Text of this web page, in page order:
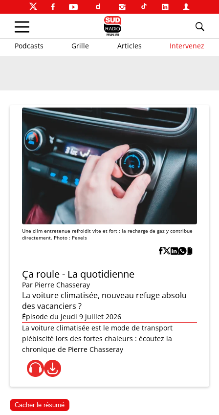
Podcasts Grille Articles Intervenez
Une clim entretenue refroidit vite et fort : la recharge de gaz y contribue
directement. Photo : Pexels
Ça roule - La quotidienne
Par Pierre Chasseray
La voiture climatisée, nouveau refuge absolu
des vacanciers ?
Épisode du jeudi 9 juillet 2026
La voiture climatisée est le mode de transport
plébiscité lors des fortes chaleurs : écoutez la
chronique de Pierre Chasseray
Cacher le résumé